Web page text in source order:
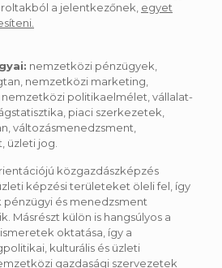
a jelentkezőnek, egyet
nemzetközi pénzügyek,
nemzetközi marketing,
politikaelmélet, vállalat-
piaci szerkezetek,
változásmenedzsment,
üzleti jog.
közgazdászképzés
képzési területeket öleli fel, így
pénzügyi és menedzsment
Másrészt külön is hangsúlyos a
oktatása, így a
kulturális és üzleti
gazdasági szervezetek